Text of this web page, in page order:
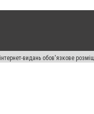
видань обов'язкове